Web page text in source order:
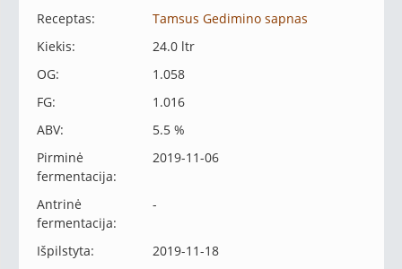
Receptas:
Tamsus Gedimino sapnas
Kiekis:
24.0 ltr
OG:
1.058
FG:
1.016
ABV:
5.5 %
Pirminė
fermentacija:
2019-11-06
Antrinė
fermentacija:
-
Išpilstyta:
2019-11-18